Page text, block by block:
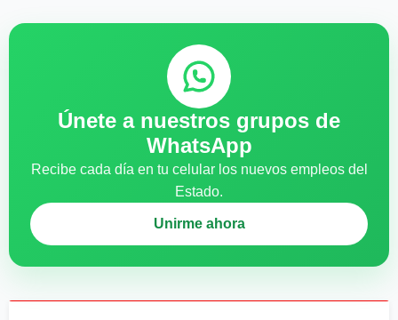
Únete a nuestros grupos de
WhatsApp
Recibe cada día en tu celular los nuevos empleos del
Estado.
Unirme ahora